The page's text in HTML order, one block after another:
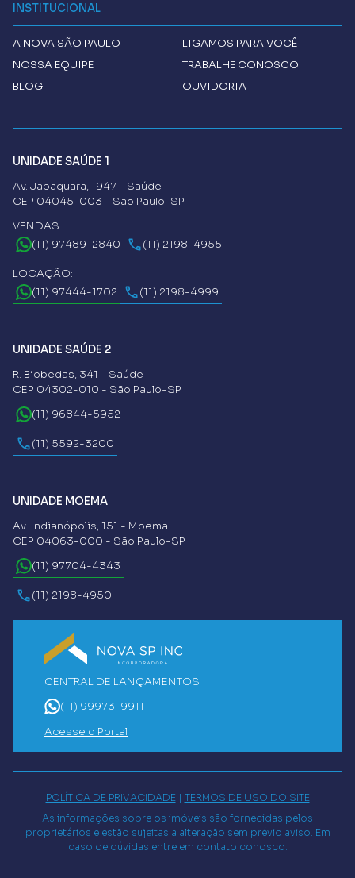
INSTITUCIONAL
A NOVA SÃO PAULO
NOSSA EQUIPE
BLOG
LIGAMOS PARA VOCÊ
TRABALHE CONOSCO
OUVIDORIA
UNIDADE SAÚDE 1
Av. Jabaquara, 1947 - Saúde
CEP 04045-003 - São Paulo-SP
VENDAS:
(11) 97489-2840
(11) 2198-4955
LOCAÇÃO:
(11) 97444-1702
(11) 2198-4999
UNIDADE SAÚDE 2
R. Biobedas, 341 - Saúde
CEP 04302-010 - São Paulo-SP
(11) 96844-5952
(11) 5592-3200
UNIDADE MOEMA
Av. Indianópolis, 151 - Moema
CEP 04063-000 - São Paulo-SP
(11) 97704-4343
(11) 2198-4950
CENTRAL DE LANÇAMENTOS
(11) 99973-9911
Acesse o Portal
POLÍTICA DE PRIVACIDADE | TERMOS DE USO DO SITE
As informações sobre os imóveis são fornecidas pelos
proprietários e estão sujeitas a alteração sem prévio aviso. Em
caso de dúvidas entre em contato conosco.